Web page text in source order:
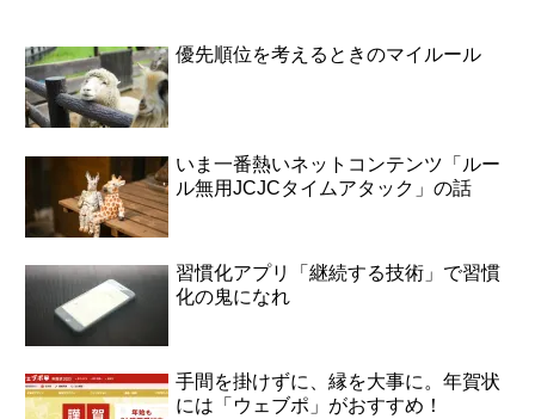
優先順位を考えるときのマイルール
いま一番熱いネットコンテンツ「ルー
ル無用JCJCタイムアタック」の話
習慣化アプリ「継続する技術」で習慣
化の鬼になれ
手間を掛けずに、縁を大事に。年賀状
には「ウェブポ」がおすすめ！